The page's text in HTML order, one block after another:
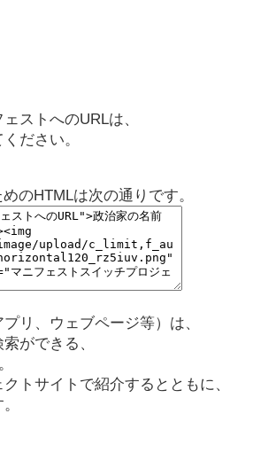
ストへのURLは、
ださい。
のHTMLは次の通りです。
リ、ウェブページ等）は、
ができる、
トサイトで紹介するとともに、